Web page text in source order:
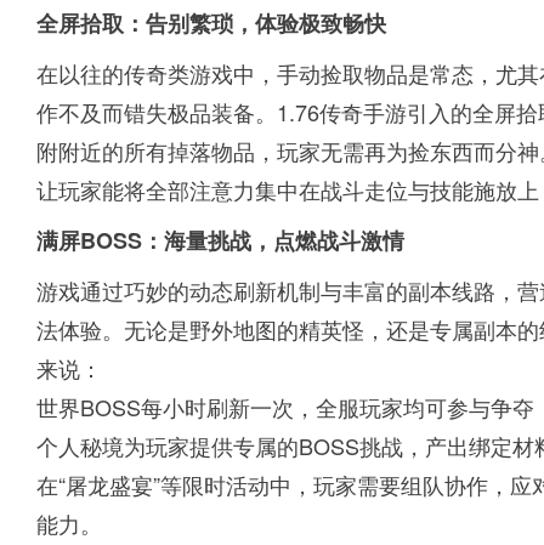
全屏拾取：告别繁琐，体验极致畅快
在以往的传奇类游戏中，手动捡取物品是常态，尤
作不及而错失极品装备。1.76传奇手游引入的全屏
附附近的所有掉落物品，玩家无需再为捡东西而分
让玩家能将全部注意力集中在战斗走位与技能施放
满屏BOSS：海量挑战，点燃战斗激情
游戏通过巧妙的动态刷新机制与丰富的副本线路，
法体验。无论是野外地图的精英怪，还是专属副本
来说：
世界BOSS每小时刷新一次，全服玩家均可参与争
个人秘境为玩家提供专属的BOSS挑战，产出绑定
在“屠龙盛宴”等限时活动中，玩家需要组队协作，
能力。